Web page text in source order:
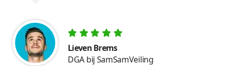
Lieven Brems
DGA bij SamSamVeiling